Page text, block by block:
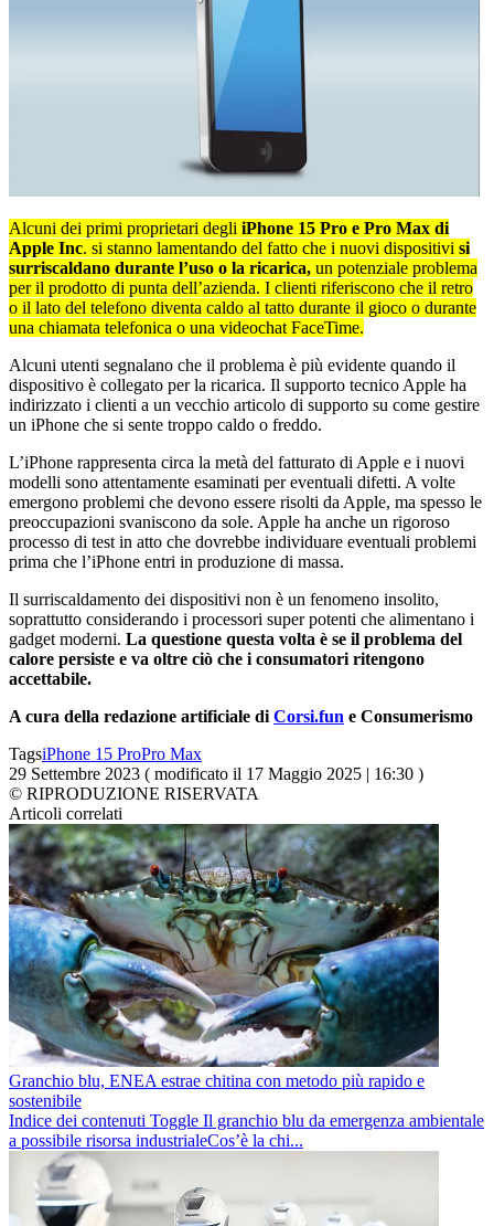
Alcuni dei primi proprietari degli iPhone 15 Pro e Pro Max di
Apple Inc. si stanno lamentando del fatto che i nuovi dispositivi si
surriscaldano durante l’uso o la ricarica, un potenziale problema
per il prodotto di punta dell’azienda. I clienti riferiscono che il retro
o il lato del telefono diventa caldo al tatto durante il gioco o durante
una chiamata telefonica o una videochat FaceTime.
Alcuni utenti segnalano che il problema è più evidente quando il
dispositivo è collegato per la ricarica. Il supporto tecnico Apple ha
indirizzato i clienti a un vecchio articolo di supporto su come gestire
un iPhone che si sente troppo caldo o freddo.
L’iPhone rappresenta circa la metà del fatturato di Apple e i nuovi
modelli sono attentamente esaminati per eventuali difetti. A volte
emergono problemi che devono essere risolti da Apple, ma spesso le
preoccupazioni svaniscono da sole. Apple ha anche un rigoroso
processo di test in atto che dovrebbe individuare eventuali problemi
prima che l’iPhone entri in produzione di massa.
Il surriscaldamento dei dispositivi non è un fenomeno insolito,
soprattutto considerando i processori super potenti che alimentano i
gadget moderni. La questione questa volta è se il problema del
calore persiste e va oltre ciò che i consumatori ritengono
accettabile.
A cura della redazione artificiale di Corsi.fun e Consumerismo
TagsiPhone 15 ProPro Max
29 Settembre 2023 ( modificato il 17 Maggio 2025 | 16:30 )
© RIPRODUZIONE RISERVATA
Articoli correlati
Granchio blu, ENEA estrae chitina con metodo più rapido e
sostenibile
Indice dei contenuti Toggle Il granchio blu da emergenza ambientale
a possibile risorsa industrialeCos’è la chi...